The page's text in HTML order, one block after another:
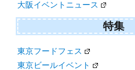
大阪イベントニュース
特集
東京フードフェス
東京ビールイベント